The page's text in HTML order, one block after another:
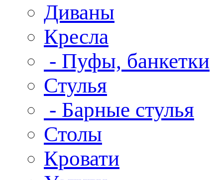
Диваны
Кресла
- Пуфы, банкетки
Стулья
- Барные стулья
Столы
Кровати